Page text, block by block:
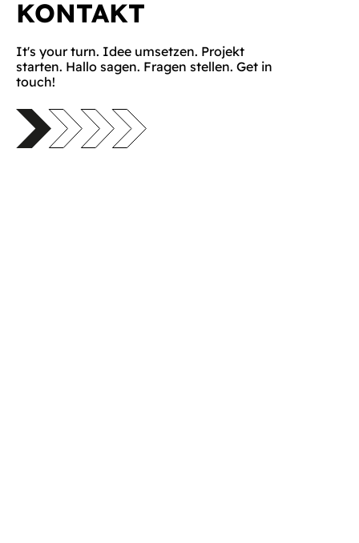
KONTAKT
It's your turn. Idee umsetzen. Projekt
starten. Hallo sagen. Fragen stellen. Get in
touch!